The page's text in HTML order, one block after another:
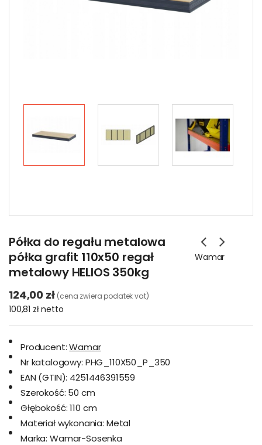
Półka do regału metalowa
półka grafit 110x50 regał
metalowy HELIOS 350kg
Wamar
124,00 zł (cena zwiera podatek vat)
100,81 złnetto
Producent: Wamar
Nr katalogowy: PHG_110X50_P_350
EAN (GTIN): 4251446391559
Szerokość: 50 cm
Głębokość: 110 cm
Materiał wykonania: Metal
Marka: Wamar-Sosenka